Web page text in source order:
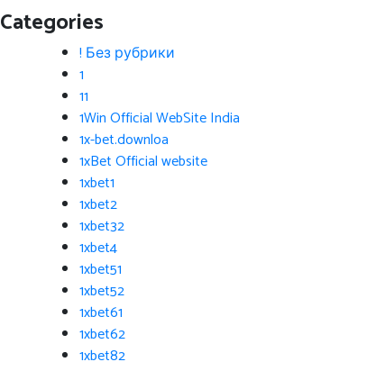
Categories
! Без рубрики
1
11
1Win Official WebSite India
1x-bet.downloa
1xBet Official website
1xbet1
1xbet2
1xbet32
1xbet4
1xbet51
1xbet52
1xbet61
1xbet62
1xbet82